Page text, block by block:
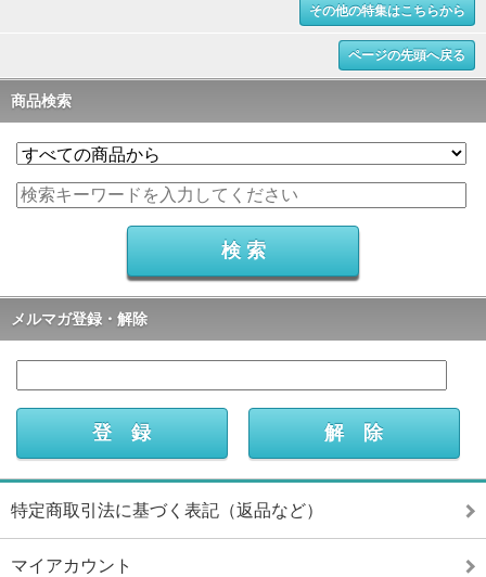
その他の特集はこちらから
ページの先頭へ戻る
商品検索
メルマガ登録・解除
特定商取引法に基づく表記（返品など）
マイアカウント